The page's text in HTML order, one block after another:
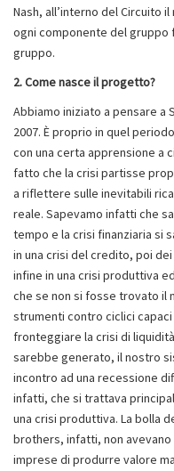
Nash, all’interno del Circuito
ogni componente del gruppo
gruppo.
2. Come nasce il progetto?
Abbiamo iniziato a pensare a
2007. È proprio in quel
con una certa apprensione a
fatto che la crisi partisse
a riflettere sulle inevitabili
reale. Sapevamo infatti che
tempo e la crisi finanziaria si
in una crisi del credito, poi
infine in una crisi produttiva
che se non si fosse trovato il
strumenti contro ciclici
fronteggiare la crisi di
sarebbe generato, il nostro
incontro ad una recessione
infatti, che si trattava
una crisi produttiva. La bolla
brothers, infatti, non
imprese di produrre valore